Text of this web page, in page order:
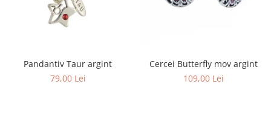
Pandantiv Taur argint
79,00 Lei
Cercei Butterfly mov argint
109,00 Lei